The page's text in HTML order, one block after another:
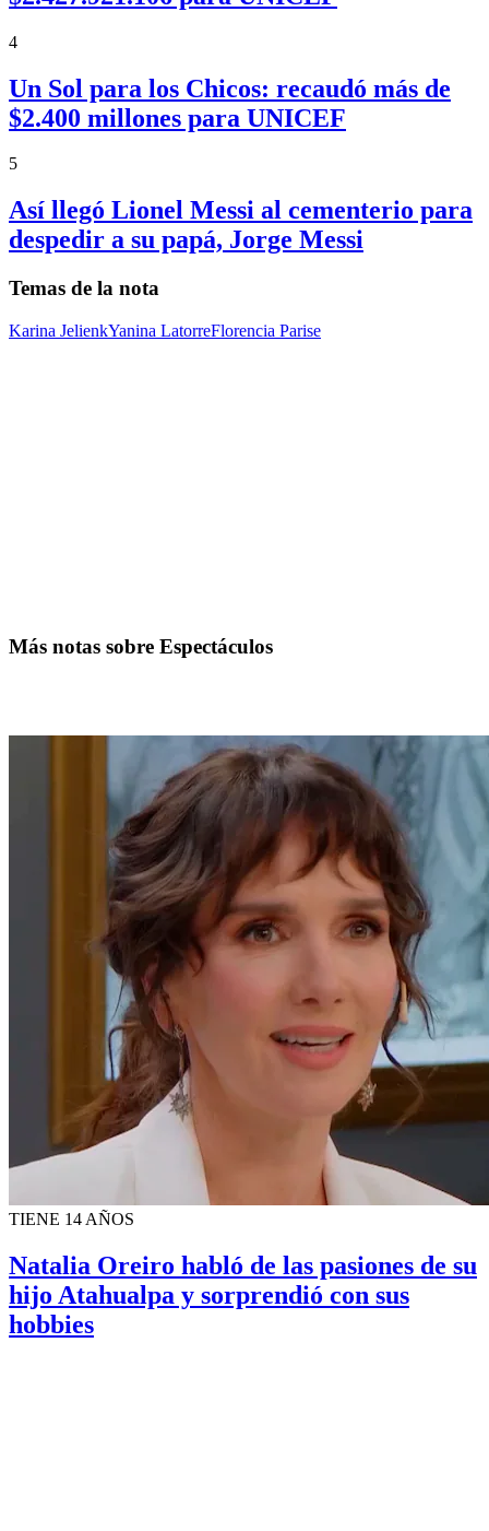
4
Un Sol para los Chicos: recaudó más de
$2.400 millones para UNICEF
5
Así llegó Lionel Messi al cementerio para
despedir a su papá, Jorge Messi
Temas de la nota
Karina JelienkYanina LatorreFlorencia Parise
Más notas sobre Espectáculos
TIENE 14 AÑOS
Natalia Oreiro habló de las pasiones de su
hijo Atahualpa y sorprendió con sus
hobbies